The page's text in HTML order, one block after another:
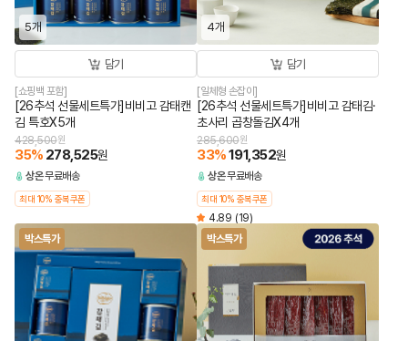
5개
담기
[쇼핑백 포함]
[26추석 선물세트특가]비비고 감태캔
김 특호X5개
428,500원
35% 278,525원
상온무료배송
최대 10% 중복쿠폰
4개
담기
[일체형 손잡이]
[26추석 선물세트특가]비비고 감태김·
초사리 곱창돌김X4개
285,600원
33%191,352원
상온무료배송
최대 10% 중복쿠폰
4.89 (19)
박스특가
박스특가